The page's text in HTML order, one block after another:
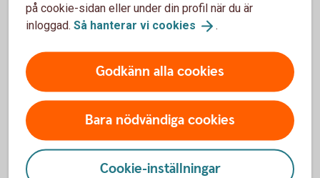
Tjänstepension med depå
Extra pensionsavsättning
Erbjud medarbetarna löneväxling
Direktpension
på cookie-sidan eller under din profil när du är
inloggad. Så hanterar vi cookies .
Godkänn alla cookies
Bara nödvändiga cookies
Cookie-inställningar